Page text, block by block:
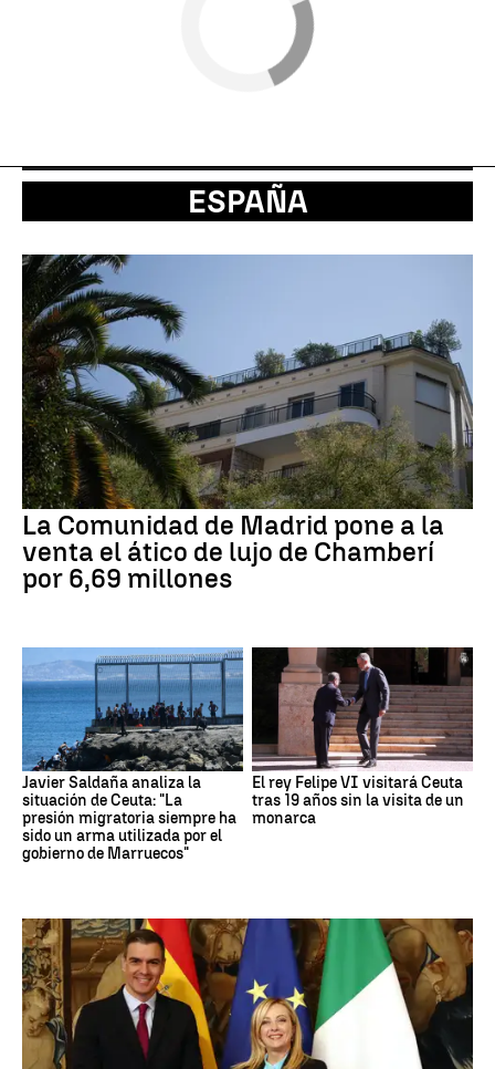
ESPAÑA
La Comunidad de Madrid pone a la
venta el ático de lujo de Chamberí
por 6,69 millones
Javier Saldaña analiza la
situación de Ceuta: "La
presión migratoria siempre ha
sido un arma utilizada por el
gobierno de Marruecos"
El rey Felipe VI visitará Ceuta
tras 19 años sin la visita de un
monarca